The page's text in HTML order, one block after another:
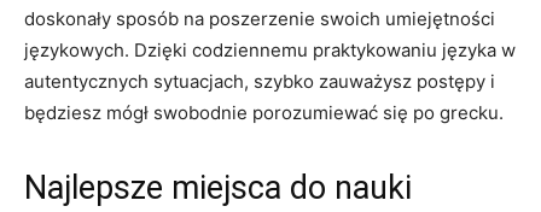
doskonały sposób na poszerzenie swoich‍ umiejętności
językowych.​ Dzięki⁢ codziennemu praktykowaniu języka w
autentycznych sytuacjach, szybko zauważysz ⁤postępy i
będziesz mógł swobodnie porozumiewać się po grecku.
Najlepsze ⁣miejsca do nauki